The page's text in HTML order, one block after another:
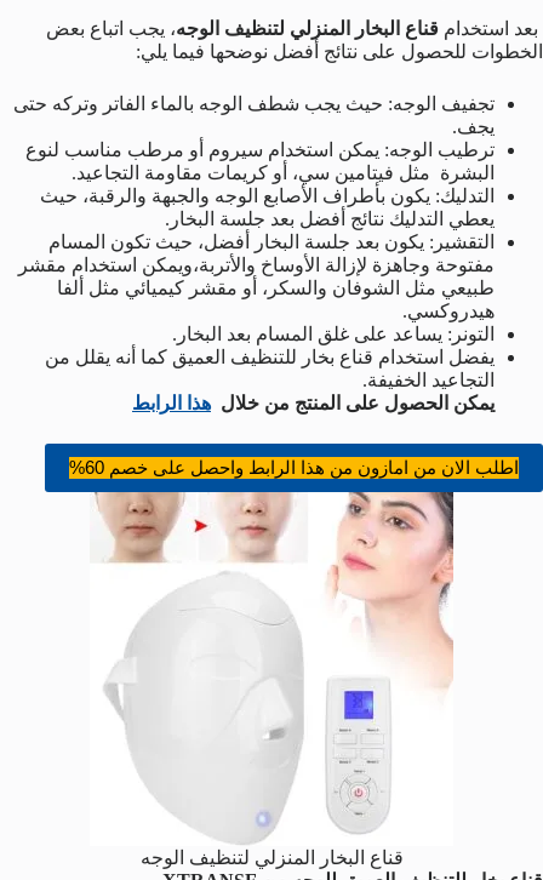
بعد استخدام قناع البخار المنزلي لتنظيف الوجه، يجب اتباع بعض
الخطوات للحصول على نتائج أفضل نوضحها فيما يلي:
تجفيف الوجه: حيث يجب شطف الوجه بالماء الفاتر وتركه حتى
يجف.
ترطيب الوجه: يمكن استخدام سيروم أو مرطب مناسب لنوع
البشرة مثل فيتامين سي، أو كريمات مقاومة التجاعيد.
التدليك: يكون بأطراف الأصابع الوجه والجبهة والرقبة، حيث
يعطي التدليك نتائج أفضل بعد جلسة البخار.
التقشير: يكون بعد جلسة البخار أفضل، حيث تكون المسام
مفتوحة وجاهزة لإزالة الأوساخ والأتربة،ويمكن استخدام مقشر
طبيعي مثل الشوفان والسكر، أو مقشر كيميائي مثل ألفا
هيدروكسي.
التونر: يساعد على غلق المسام بعد البخار.
يفضل استخدام قناع بخار للتنظيف العميق كما أنه يقلل من
التجاعيد الخفيفة.
يمكن الحصول على المنتج من خلال هذا الرابط
اطلب الان من امازون من هذا الرابط واحصل على خصم 60%
قناع البخار المنزلي لتنظيف الوجه